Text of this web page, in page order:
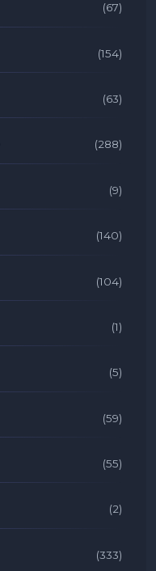
(67)
(154)
(63)
(288)
(9)
(140)
(104)
(1)
(5)
(59)
(55)
(2)
(333)